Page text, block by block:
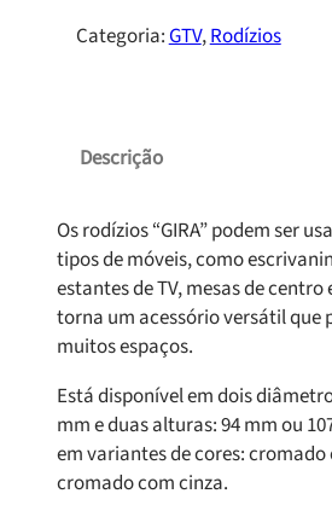
Categoria:GTV, Rodízios
Descrição
Os rodízios “GIRA” podem ser
tipos de móveis, como
estantes de TV, mesas de centro
torna um acessório versátil que
muitos espaços.
Está disponível em dois
mm e duas alturas: 94 mm ou
em variantes de cores:
cromado com cinza.